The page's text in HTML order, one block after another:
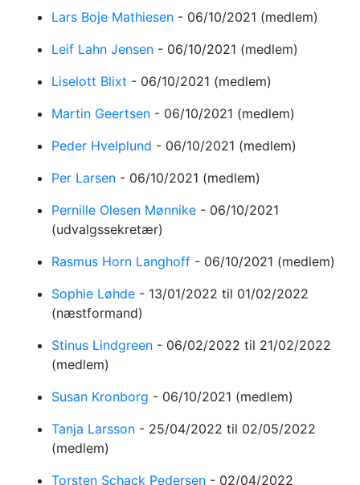
Lars Boje Mathiesen - 06/10/2021 (medlem)
Leif Lahn Jensen - 06/10/2021 (medlem)
Liselott Blixt - 06/10/2021 (medlem)
Martin Geertsen - 06/10/2021 (medlem)
Peder Hvelplund - 06/10/2021 (medlem)
Per Larsen - 06/10/2021 (medlem)
Pernille Olesen Mønnike - 06/10/2021
(udvalgssekretær)
Rasmus Horn Langhoff - 06/10/2021 (medlem)
Sophie Løhde - 13/01/2022 til 01/02/2022
(næstformand)
Stinus Lindgreen - 06/02/2022 til 21/02/2022
(medlem)
Susan Kronborg - 06/10/2021 (medlem)
Tanja Larsson - 25/04/2022 til 02/05/2022
(medlem)
Torsten Schack Pedersen - 02/04/2022